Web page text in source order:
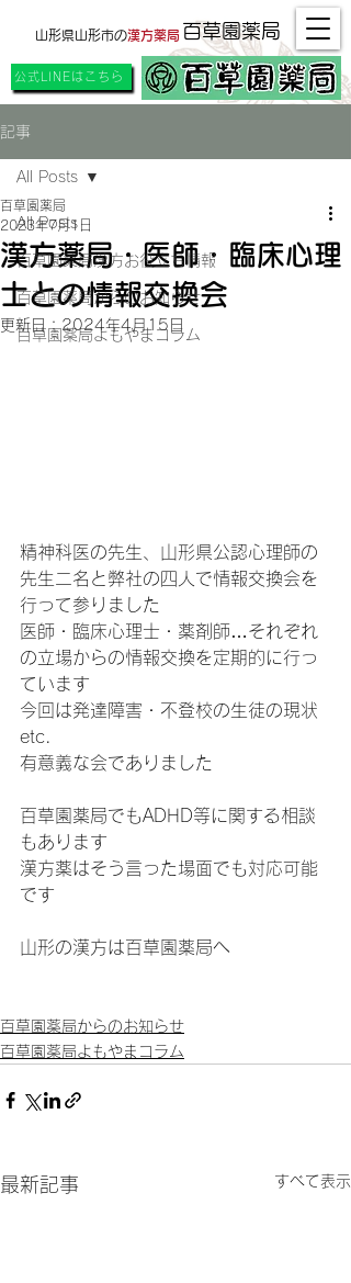
百草園薬局
山形県山形市の漢方薬局
公式LINEはこちら
記事
All Posts
百草園薬局漢方お役立ち情報
百草園薬局からのお知らせ
百草園薬局よもやまコラム
All Posts
漢方薬局・医師・臨床心理
士との情報交換会
百草園薬局
2023年7月1日
更新日：2024年4月15日
精神科医の先生、山形県公認心理師の
先生二名と弊社の四人で情報交換会を
行って参りました
医師・臨床心理士・薬剤師…それぞれ
の立場からの情報交換を定期的に行っ
ています
今回は発達障害・不登校の生徒の現状
etc.
有意義な会でありました
百草園薬局でもADHD等に関する相談
もあります
漢方薬はそう言った場面でも対応可能
です
山形の漢方は百草園薬局へ
百草園薬局からのお知らせ
百草園薬局よもやまコラム
最新記事 すべて表示